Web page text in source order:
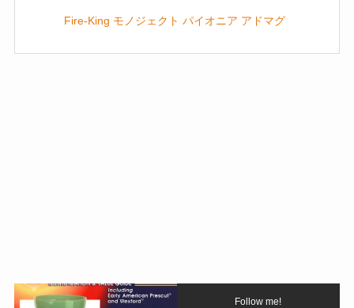
Fire-King モノジェクト パイオニア アドマグ
Follow me!